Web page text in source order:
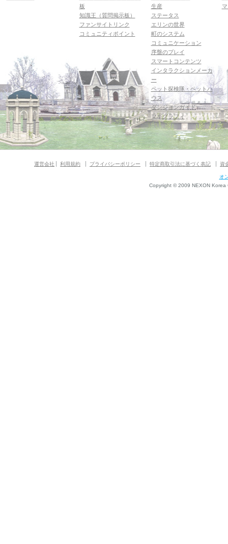
板
知識王（質問掲示板）
ファンサイトリンク
コミュニティポイント
生産
ステータス
エリンの世界
町のシステム
コミュニケーション
序盤のプレイ
スマートコンテンツ
インタラクションメーカ
ー
ペット探検隊・ペットハ
ウス
ダンジョンガイド
マギグラフィ
運営会社 利用規約 プライバシーポリシー 特定商取引法に基づく表記 資
オ
Copyright © 2009 NEXON Korea